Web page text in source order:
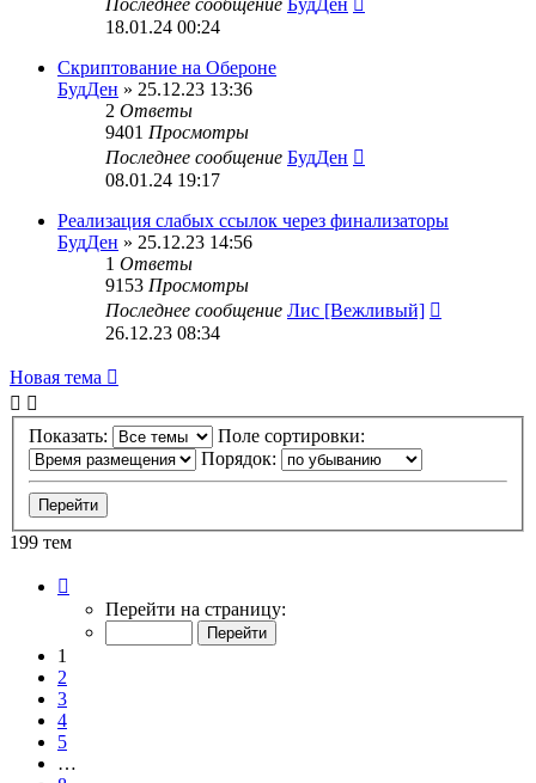
Последнее сообщение БудДен
18.01.24 00:24
Скриптование на Обероне
БудДен » 25.12.23 13:36
2 Ответы
9401 Просмотры
Последнее сообщение БудДен
08.01.24 19:17
Реализация слабых ссылок через финализаторы
БудДен » 25.12.23 14:56
1 Ответы
9153 Просмотры
Последнее сообщение Лис [Вежливый]
26.12.23 08:34
Новая тема
Показать:
Поле сортировки:
Порядок:
199 тем
Перейти на страницу:
1
2
3
4
5
…